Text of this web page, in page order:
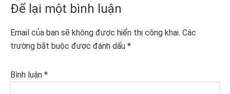
Reader
Interactions
Để lại một bình luận
Email của bạn sẽ không được hiển thị công khai. Các
trường bắt buộc được đánh dấu *
Bình luận *